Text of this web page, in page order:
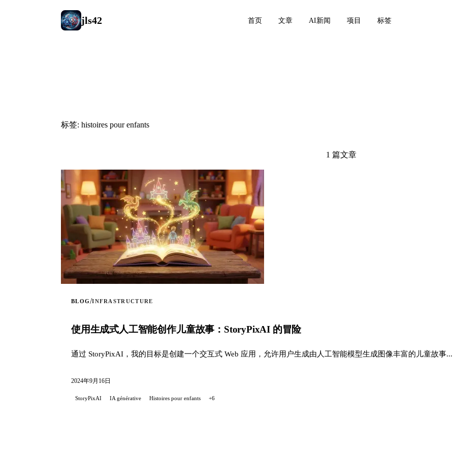
jls42 首页 文章 AI新闻 项目 标签
标签: histoires pour enfants
1 篇文章
BLOG/INFRASTRUCTURE
使用生成式人工智能创作儿童故事：StoryPixAI 的冒险
通过 StoryPixAI，我的目标是创建一个交互式 Web 应用，允许用户生成由人工智能模型生成图像丰富的儿童故事...
2024年9月16日
StoryPixAI IA générative Histoires pour enfants +6